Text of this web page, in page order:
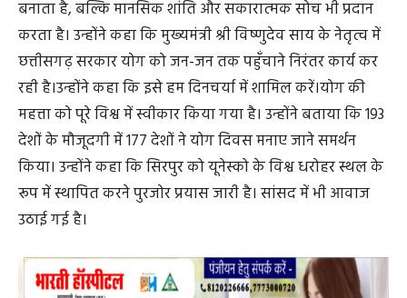
जी के प्रयासों से आज पूरा विश्व योग की महत्ता को समझते हुए 21
जून को योग दिवस मनाता है। योग व्यक्ति को न केवल निरोग
बनाता है, बल्कि मानसिक शांति और सकारात्मक सोच भी प्रदान
करता है। उन्होंने कहा कि मुख्यमंत्री श्री विष्णुदेव साय के नेतृत्व में
छत्तीसगढ़ सरकार योग को जन-जन तक पहुँचाने निरंतर कार्य कर
रही है।उन्होंने कहा कि इसे हम दिनचर्या में शामिल करें।योग की
महत्ता को पूरे विश्व में स्वीकार किया गया है। उन्होंने बताया कि 193
देशों के मौजूदगी में 177 देशों ने योग दिवस मनाए जाने समर्थन
किया। उन्होंने कहा कि सिरपुर को यूनेस्को के विश्व धरोहर स्थल के
रूप में स्थापित करने पुरजोर प्रयास जारी है। सांसद में भी आवाज
उठाई गई है।